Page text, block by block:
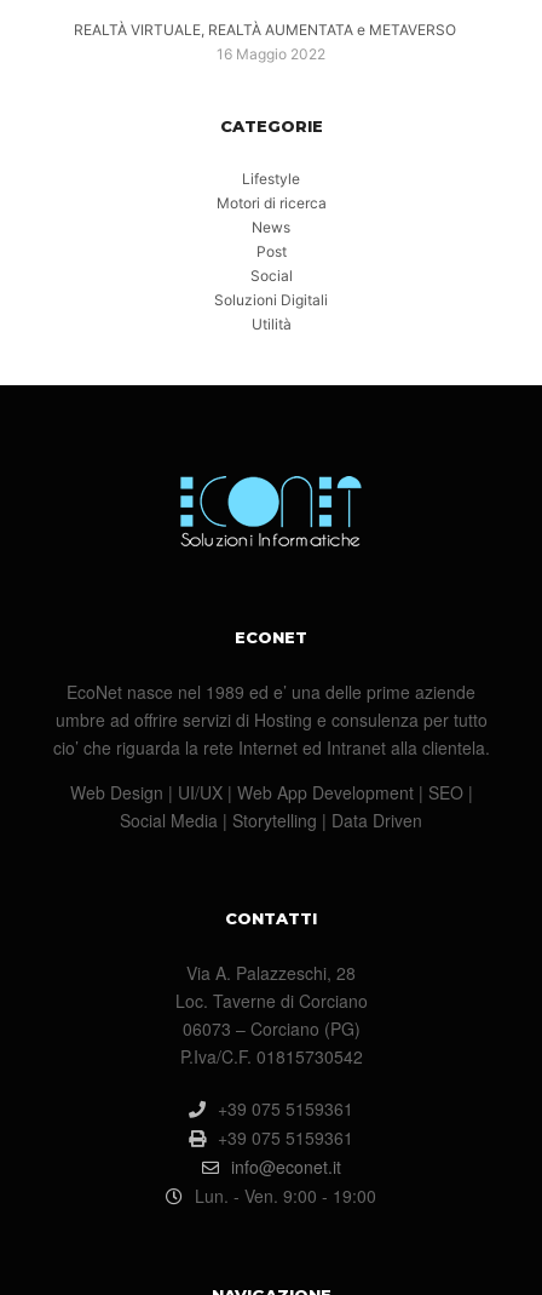
REALTÀ VIRTUALE, REALTÀ AUMENTATA e METAVERSO
16 Maggio 2022
CATEGORIE
Lifestyle
Motori di ricerca
News
Post
Social
Soluzioni Digitali
Utilità
ECONET
EcoNet nasce nel 1989 ed e’ una delle prime aziende
umbre ad offrire servizi di Hosting e consulenza per tutto
cio’ che riguarda la rete Internet ed Intranet alla clientela.
Web Design | UI/UX | Web App Development | SEO |
Social Media | Storytelling | Data Driven
CONTATTI
Via A. Palazzeschi, 28
Loc. Taverne di Corciano
06073 – Corciano (PG)
P.Iva/C.F. 01815730542
+39 075 5159361
+39 075 5159361
info@econet.it
Lun. - Ven. 9:00 - 19:00